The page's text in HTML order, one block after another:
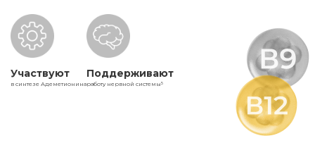
Участвуют
в синтезе Адеметионина
Поддерживают
работу нервной системы5